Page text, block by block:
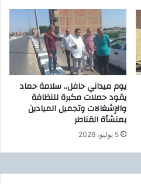
يوم ميداني حافل.. سلامة حماد
يقود حملات مكبرة للنظافة
والإشغالات وتجميل الميادين
بمنشأة القناطر
5 يوليو، 2026